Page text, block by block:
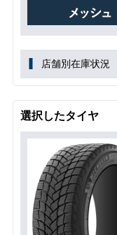
店舗別在庫状況
選択したタイヤ